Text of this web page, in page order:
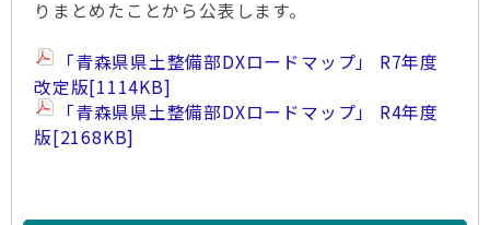
りまとめたことから公表します。
「青森県県土整備部DXロードマップ」 R7年度
改定版[1114KB]
「青森県県土整備部DXロードマップ」 R4年度
版[2168KB]